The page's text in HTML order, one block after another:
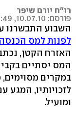
רו"ח יורם שיפר
פורסם: 10.07.10, 10:49
השבוע התבשרנו
לפנות למס
האזרח הקטן,
המס יסתיים
במקרים מסוימים,
לזכויותיו, המגע
ומועיל.